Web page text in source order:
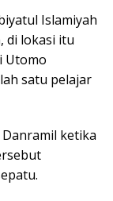
Islamiyah
di lokasi itu
Utomo
satu pelajar
ketika